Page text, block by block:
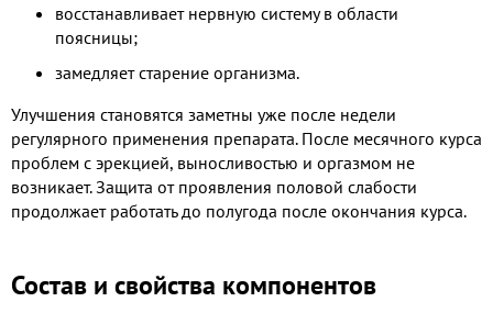
восстанавливает нервную систему в области
поясницы;
замедляет старение организма.
Улучшения становятся заметны уже после недели
регулярного применения препарата. После месячного курса
проблем с эрекцией, выносливостью и оргазмом не
возникает. Защита от проявления половой слабости
продолжает работать до полугода после окончания курса.
Состав и свойства компонентов